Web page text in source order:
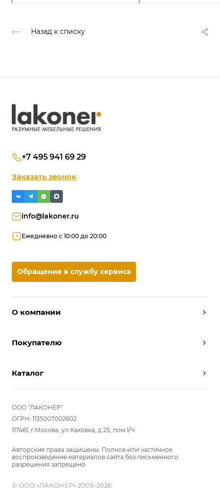
Назад к списку
О компании
Условия работы
Отзывы
Вопрос-ответ
Покупателю
Вызвать дизайнера
Реализованные проекты
Комплектуем шкаф-купе
Каталог
Шкафы
Прихожие
Гостиные
Гардеробные
Детские
Кухни
Мебель в ванную
ООО "ЛАКОНЕР"
ОГРН: 1135007002602
117461, г.Москва, ул.Каховка, д.25, пом 1/Ч
Авторские права защищены. Полное или частичное
воспроизведение материалов сайта без письменного
разрешения запрещено.
© ООО «ЛАКОНЕР» 2009-2026
+7 495 941 69 29
Заказать звонок
info@lakoner.ru
Ежедневно с 10:00 до 20:00
Обращение в службу сервиса